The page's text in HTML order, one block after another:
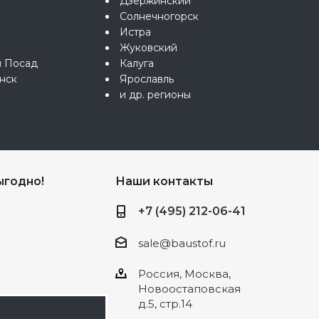
Посад
Солнечногорск
Истра
Жуковский
Калуга
Ярославль
и др. регионы
Наши контакты
+7 (495) 212-06-41
sale@baustof.ru
Россия, Москва,
Новоостаповская
д.5, стр.14